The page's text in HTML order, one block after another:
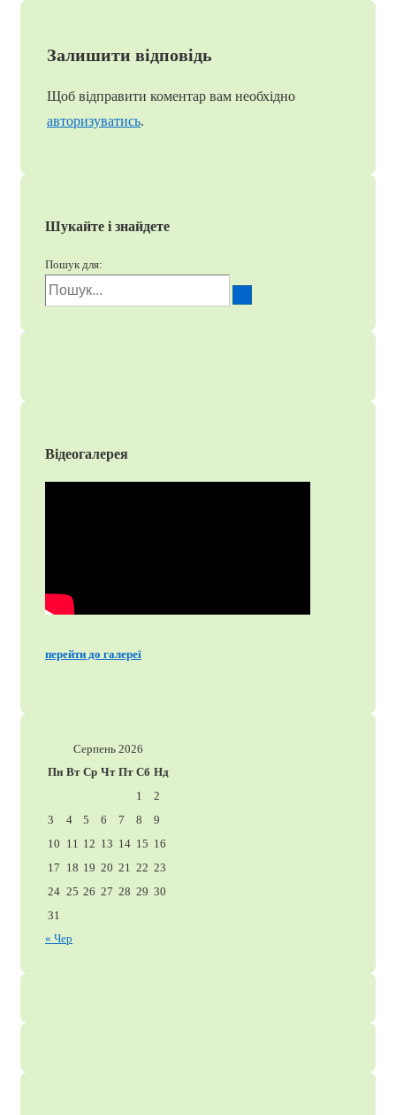
Залишити відповідь
Щоб відправити коментар вам необхідно
авторизуватись.
Шукайте і знайдете
Пошук для:
Відеогалерея
перейти до галереї
Серпень 2026
Пн Вт Ср Чт Пт Сб Нд
1
2
3
4 5 6 7 8
9
10 11 12 13 14 15 16
17 18 19 20 21 22 23
24 25 26 27 28 29 30
31
« Чер